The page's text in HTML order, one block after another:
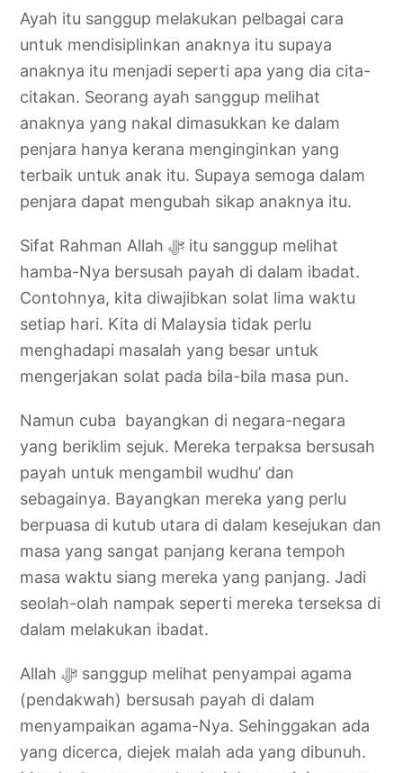
Ayah itu sanggup melakukan pelbagai cara
untuk mendisiplinkan anaknya itu supaya
anaknya itu menjadi seperti apa yang dia cita-
citakan. Seorang ayah sanggup melihat
anaknya yang nakal dimasukkan ke dalam
penjara hanya kerana menginginkan yang
terbaik untuk anak itu. Supaya semoga dalam
penjara dapat mengubah sikap anaknya itu.
Sifat Rahman Allah ‎ﷻ itu sanggup melihat
hamba-Nya bersusah payah di dalam ibadat.
Contohnya, kita diwajibkan solat lima waktu
setiap hari. Kita di Malaysia tidak perlu
menghadapi masalah yang besar untuk
mengerjakan solat pada bila-bila masa pun.
Namun cuba bayangkan di negara-negara
yang beriklim sejuk. Mereka terpaksa bersusah
payah untuk mengambil wudhu’ dan
sebagainya. Bayangkan mereka yang perlu
berpuasa di kutub utara di dalam kesejukan dan
masa yang sangat panjang kerana tempoh
masa waktu siang mereka yang panjang. Jadi
seolah-olah nampak seperti mereka terseksa di
dalam melakukan ibadat.
Allah ‎ﷻ sanggup melihat penyampai agama
(pendakwah) bersusah payah di dalam
menyampaikan agama-Nya. Sehinggakan ada
yang dicerca, diejek malah ada yang dibunuh.